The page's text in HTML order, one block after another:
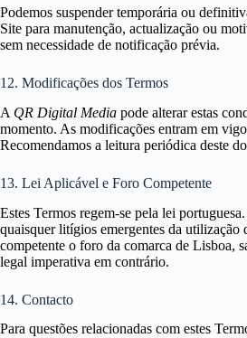
Podemos suspender temporária ou
Site para manutenção, actualização ou
sem necessidade de notificação prévia.
12. Modificações dos Termos
A QR Digital Media pode alterar estas
momento. As modificações entram em
Recomendamos a leitura periódica deste
13. Lei Aplicável e Foro Competente
Estes Termos regem-se pela lei
quaisquer litígios emergentes da utilização
competente o foro da comarca de Lisboa,
legal imperativa em contrário.
14. Contacto
Para questões relacionadas com estes